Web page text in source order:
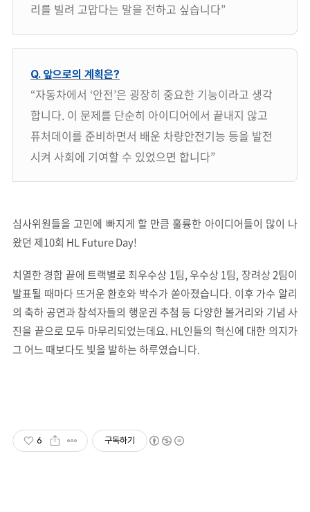
리를 빌려 고맙다는 말을 전하고 싶습니다”
Q. 앞으로의 계획은?
“자동차에서 ‘안전’은 굉장히 중요한 기능이라고 생각
합니다. 이 문제를 단순히 아이디어에서 끝내지 않고
퓨처데이를 준비하면서 배운 차량안전기능 등을 발전
시켜 사회에 기여할 수 있었으면 합니다”
심사위원들을 고민에 빠지게 할 만큼 훌륭한 아이디어들이 많이 나
왔던 제10회 HL Future Day!
치열한 경합 끝에 트랙별로 최우수상 1팀, 우수상 1팀, 장려상 2팀이
발표될 때마다 뜨거운 환호와 박수가 쏟아졌습니다. 이후 가수 알리
의 축하 공연과 참석자들의 행운권 추첨 등 다양한 볼거리와 기념 사
진을 끝으로 모두 마무리되었는데요. HL인들의 혁신에 대한 의지가
그 어느 때보다도 빛을 발하는 하루였습니다.
6 구독하기